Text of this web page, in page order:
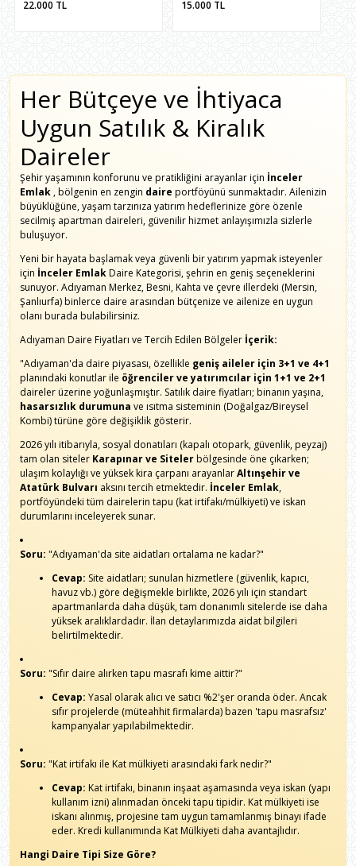
22.000 TL 15.000 TL
Her Bütçeye ve İhtiyaca
Uygun Satılık & Kiralık
Daireler
Şehir yaşamının konforunu ve pratikliğini arayanlar için İnceler
Emlak , bölgenin en zengin daire portföyünü sunmaktadır. Ailenizin
büyüklüğüne, yaşam tarzınıza yatırım hedeflerinize göre özenle
secilmiş apartman daireleri, güvenilir hizmet anlayışımızla sizlerle
buluşuyor.
Yeni bir hayata başlamak veya güvenli bir yatırım yapmak isteyenler
için İnceler EmlakDaire Kategorisi, şehrin en geniş seçeneklerini
sunuyor. Adıyaman Merkez, Besni, Kahta ve çevre illerdeki (Mersin,
Şanlıurfa) binlerce daire arasından bütçenize ve ailenize en uygun
olanı burada bulabilirsiniz.
Adıyaman Daire Fiyatları ve Tercih Edilen Bölgeler İçerik:
"Adıyaman'da daire piyasası, özellikle geniş aileler için 3+1 ve 4+1
planındaki konutlar ile öğrenciler ve yatırımcılar için 1+1 ve 2+1
daireler üzerine yoğunlaşmıştır. Satılık daire fiyatları; binanın yaşına,
hasarsızlık durumuna ve ısıtma sisteminin (Doğalgaz/Bireysel
Kombi) türüne göre değişiklik gösterir.
2026 yılı itibarıyla, sosyal donatıları (kapalı otopark, güvenlik, peyzaj)
tam olan siteler Karapınar ve Sitelerbölgesinde öne çıkarken;
ulaşım kolaylığı ve yüksek kira çarpanı arayanlarAltınşehir ve
Atatürk Bulvarı aksını tercih etmektedir. İnceler Emlak,
portföyündeki tüm dairelerin tapu (kat irtifakı/mülkiyeti) ve iskan
durumlarını inceleyerek sunar.
Soru: "Adıyaman'da site aidatları ortalama ne kadar?"
Cevap: Site aidatları; sunulan hizmetlere (güvenlik, kapıcı,
havuz vb.) göre değişmekle birlikte, 2026 yılı için standart
apartmanlarda daha düşük, tam donanımlı sitelerde ise daha
yüksek aralıklardadır. İlan detaylarımızda aidat bilgileri
belirtilmektedir.
Soru: "Sıfır daire alırken tapu masrafı kime aittir?"
Cevap: Yasal olarak alıcı ve satıcı %2'şer oranda öder. Ancak
sıfır projelerde (müteahhit firmalarda) bazen 'tapu masrafsız'
kampanyalar yapılabilmektedir.
Soru: "Kat irtifakı ile Kat mülkiyeti arasındaki fark nedir?"
Cevap: Kat irtifakı, binanın inşaat aşamasında veya iskan (yapı
kullanım izni) alınmadan önceki tapu tipidir. Kat mülkiyeti ise
iskanı alınmış, projesine tam uygun tamamlanmış binayı ifade
eder. Kredi kullanımında Kat Mülkiyeti daha avantajlıdır.
Hangi Daire Tipi Size Göre?